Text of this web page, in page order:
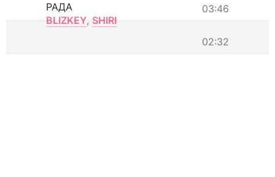
03:46
РАДА
BLIZKEY, SHIRI
02:32